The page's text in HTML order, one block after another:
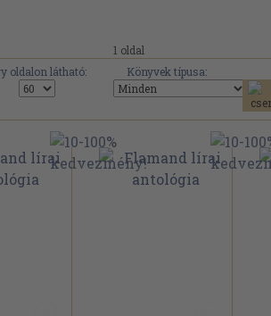
1 oldal
oldalon látható: Könyvek típusa: